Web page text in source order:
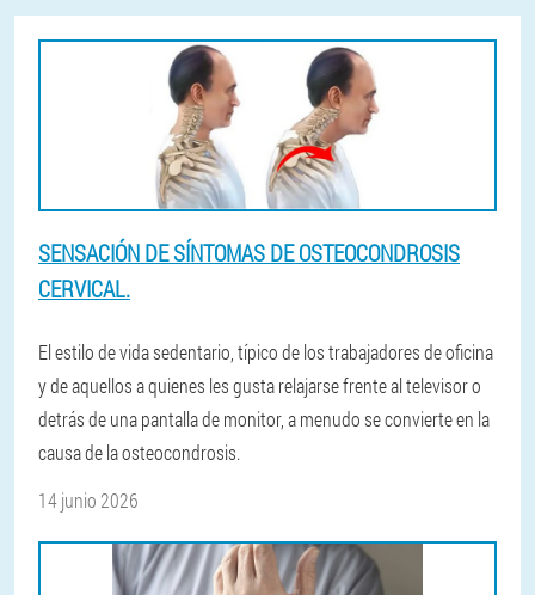
SENSACIÓN DE SÍNTOMAS DE OSTEOCONDROSIS
CERVICAL.
El estilo de vida sedentario, típico de los trabajadores de oficina
y de aquellos a quienes les gusta relajarse frente al televisor o
detrás de una pantalla de monitor, a menudo se convierte en la
causa de la osteocondrosis.
14 junio 2026